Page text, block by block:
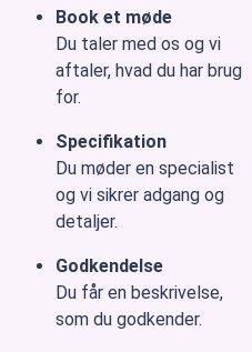
Book et møde
Du taler med os og vi
aftaler, hvad du har brug
for.
Specifikation
Du møder en specialist
og vi sikrer adgang og
detaljer.
Godkendelse
Du får en beskrivelse,
som du godkender.